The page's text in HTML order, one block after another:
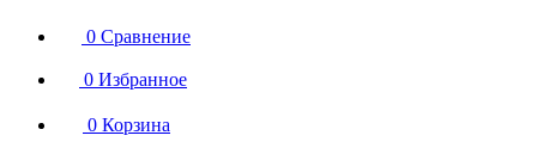
0 Сравнение
0 Избранное
0 Корзина